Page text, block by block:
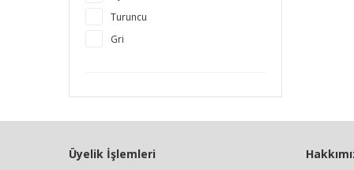
Turuncu
Gri
Üyelik İşlemleri